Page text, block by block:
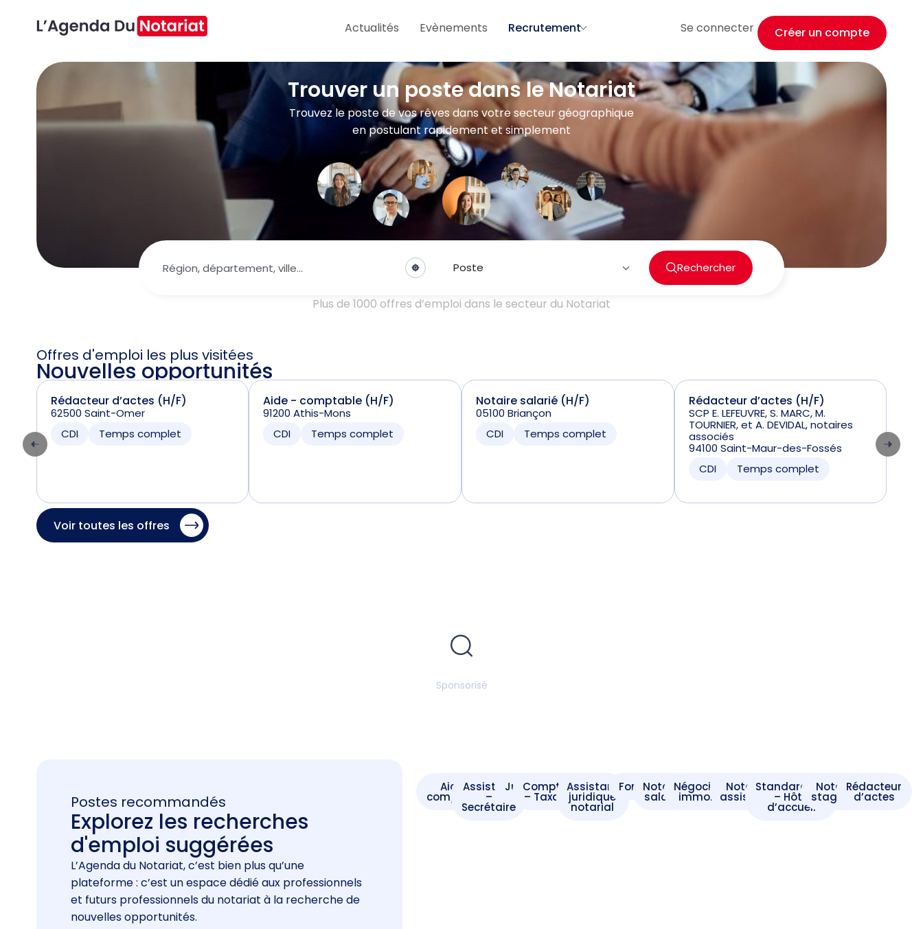
Actualités Evènements Recrutement Se connecter Créer un compte
Trouver un poste dans le Notariat
Trouvez le poste de vos rêves dans votre secteur géographique
en postulant rapidement et simplement
Poste Rechercher
Plus de 1000 offres d’emploi dans le secteur du Notariat
Offres d'emploi les plus visitées
Nouvelles opportunités
Rédacteur d’actes (H/F)
62500 Saint-Omer
CDI
Temps complet
Aide - comptable (H/F)
91200 Athis-Mons
CDI
Temps complet
Notaire salarié (H/F)
05100 Briançon
CDI
Temps complet
Rédacteur d’actes (H/F)
SCP E. LEFEUVRE, S. MARC, M.
TOURNIER, et A. DEVIDAL, notaires
associés
94100 Saint-Maur-des-Fossés
CDI
Temps complet
Voir toutes les offres
Sponsorisé
Postes recommandés
Explorez les recherches
d'emploi suggérées
L’Agenda du Notariat, c’est bien plus qu’une
plateforme : c’est un espace dédié aux professionnels
et futurs professionnels du notariat à la recherche de
nouvelles opportunités.
Aide -
comptable
Assistant
–
Secrétaire
JuristeComptable
– Taxateur
Assistant
juridique
notarial
Formaliste
Notaire
salarié
Négociateur
immobilier
Notaire
assistant
Standardiste
– Hôte
d’accueil
Notaire
stagiaire
Rédacteur
d’actes